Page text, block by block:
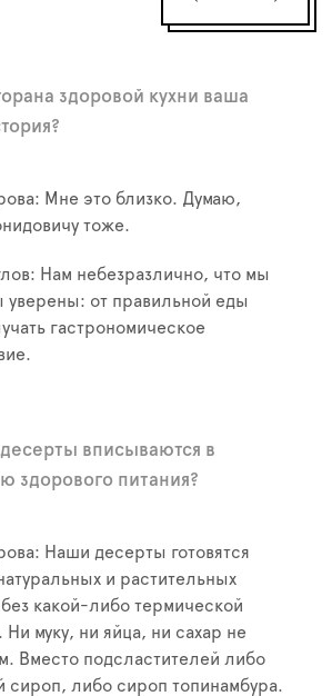
здоровой кухни ваша
Мне это близко. Думаю,
тоже.
Нам небезразлично, что мы
от правильной еды
гастрономическое
вписываются в
здорового питания?
Наши десерты готовятся
и растительных
без какой-либо термической
Ни муку, ни яйца, ни сахар не
Вместо подсластителей либо
сироп, либо сироп топинамбура.